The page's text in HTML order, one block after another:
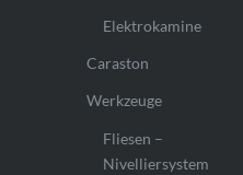
Elektrokamine
Caraston
Werkzeuge
Fliesen –
Nivelliersystem